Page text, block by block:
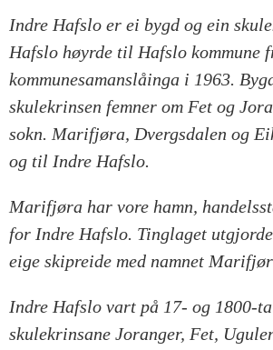
Indre Hafslo er ei bygd og ein
Hafslo høyrde til Hafslo kommune
kommunesamanslåinga i 1963.
skulekrinsen femner om Fet og
sokn. Marifjøra, Dvergsdalen og
og til Indre Hafslo.
Marifjøra har vore hamn,
for Indre Hafslo. Tinglaget
eige skipreide med namnet
Indre Hafslo vart på 17- og 1800-
skulekrinsane Joranger, Fet,